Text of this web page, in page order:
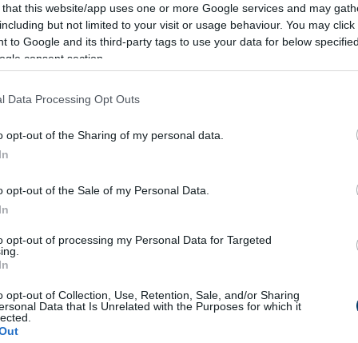
that this website/app uses one or more Google services and may
but not limited to your visit or usage behaviour. You may
to Google and its third-party tags to use your data for below
consent section.
Data Processing Opt Outs
opt-out of the Sharing of my personal data.
opt-out of the Sale of my Personal Data.
opt-out of processing my Personal Data for Targeted
opt-out of Collection, Use, Retention, Sale, and/or Sharing
Data that Is Unrelated with the Purposes for which it
és csak a képzelet szab határt annak, hogy hogyan
elkészítését ide kattintva nézhet meg!